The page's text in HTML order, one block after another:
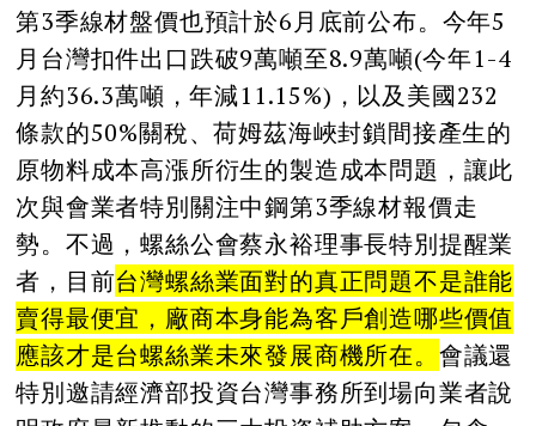
第3季線材盤價也預計於6月底前公布。今年5
月台灣扣件出口跌破9萬噸至8.9萬噸(今年1-4
月約36.3萬噸，年減11.15%)，以及美國232
條款的50%關稅、荷姆茲海峽封鎖間接產生的
原物料成本高漲所衍生的製造成本問題，讓此
次與會業者特別關注中鋼第3季線材報價走
勢。不過，螺絲公會蔡永裕理事長特別提醒業
者，目前台灣螺絲業面對的真正問題不是誰能
賣得最便宜，廠商本身能為客戶創造哪些價值
應該才是台螺絲業未來發展商機所在。 會議還
特別邀請經濟部投資台灣事務所到場向業者說